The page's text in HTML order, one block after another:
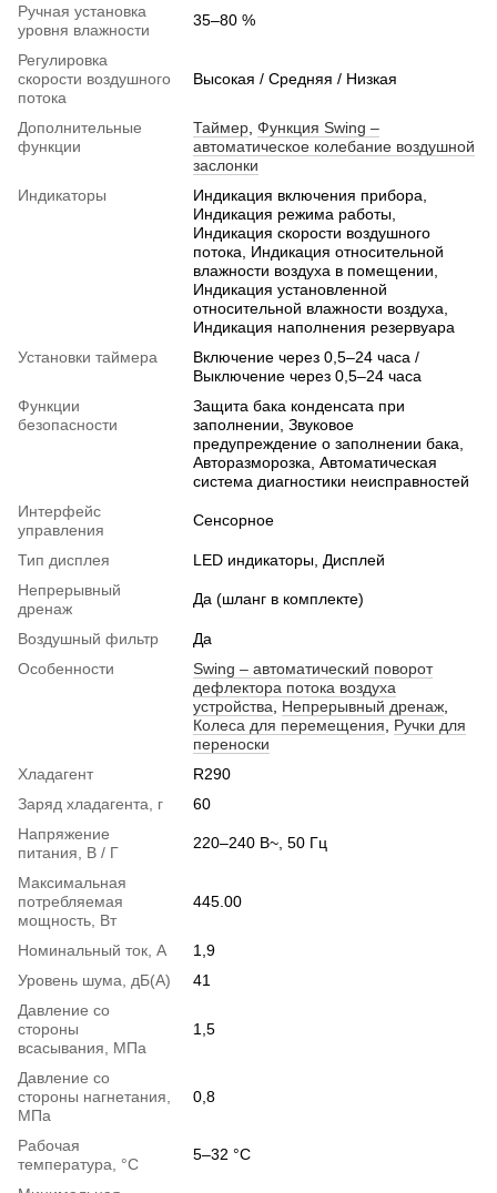
Ручная установка
уровня влажности
35–80 %
Регулировка
скорости воздушного
потока
Высокая / Средняя / Низкая
Дополнительные
функции
Таймер Функция Swing –
автоматическое колебание воздушной
заслонки
Индикаторы
Индикация включения прибора,
Индикация режима работы,
Индикация скорости воздушного
потока, Индикация относительной
влажности воздуха в помещении,
Индикация установленной
относительной влажности воздуха,
Индикация наполнения резервуара
Установки таймера
Включение через 0,5–24 часа /
Выключение через 0,5–24 часа
Функции
безопасности
Защита бака конденсата при
заполнении, Звуковое
предупреждение о заполнении бака,
Авторазморозка, Автоматическая
система диагностики неисправностей
Интерфейс
управления
Сенсорное
Тип дисплея
LED индикаторы, Дисплей
Непрерывный
дренаж
Да (шланг в комплекте)
Воздушный фильтр
Да
Особенности
Swing – автоматический поворот
дефлектора потока воздуха
устройства
Непрерывный дренаж
Колеса для перемещения
Ручки для
переноски
Хладагент
R290
Заряд хладагента, г
60
Напряжение
питания, В / Г
220–240 В~, 50 Гц
Максимальная
потребляемая
мощность, Вт
445.00
Номинальный ток, А
1,9
Уровень шума, дБ(А)
41
Давление со
стороны
всасывания, МПа
1,5
Давление со
стороны нагнетания,
МПа
0,8
Рабочая
температура, °С
5–32 °C